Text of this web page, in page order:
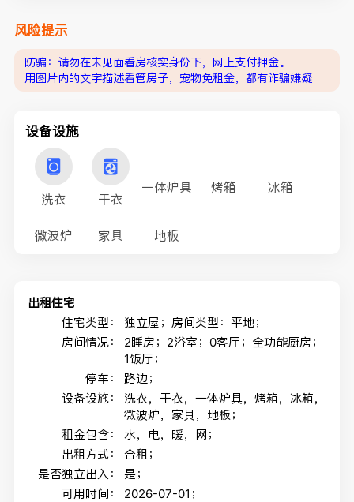
风险提示
防骗：请勿在未见面看房核实身份下，网上支付押金。
用图片内的文字描述看管房子，宠物免租金，都有诈骗嫌疑
设备设施
洗衣 干衣
一体炉具 烤箱 冰箱
微波炉 家具 地板
出租住宅
住宅类型：
独立屋；房间类型：平地；
房间情况：
2睡房；2浴室；0客厅；全功能厨房；
1饭厅；
停车：
路边；
设备设施：
洗衣，干衣，一体炉具，烤箱，冰箱，
微波炉，家具，地板；
租金包含：
水，电，暖，网；
出租方式：
合租；
是否独立出入：
是；
可用时间：
2026-07-01；